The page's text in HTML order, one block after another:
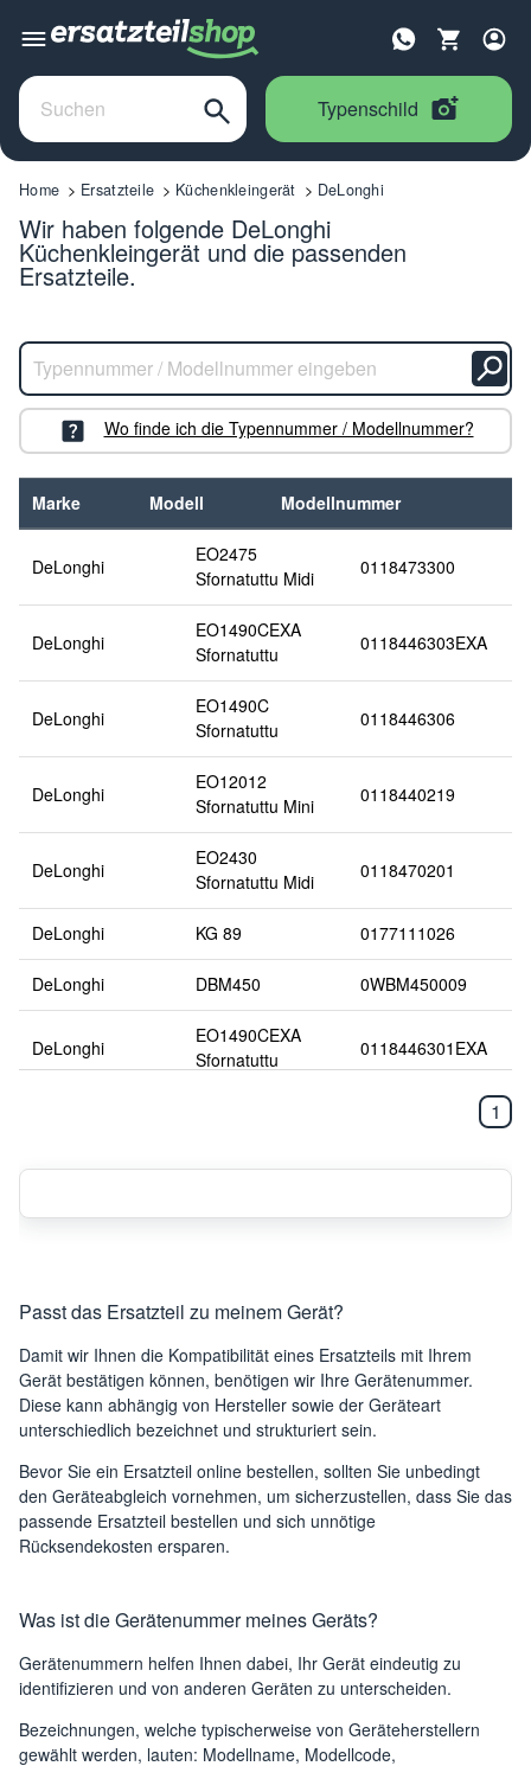
Typenschild
Home Ersatzteile Küchenkleingerät DeLonghi
Wir haben folgende DeLonghi
Küchenkleingerät und die passenden
Ersatzteile.
Wo finde ich die Typennummer / Modellnummer?
Marke Modell Modellnummer
DeLonghi
EO2475
Sfornatuttu Midi
0118473300
DeLonghi
EO1490CEXA
Sfornatuttu
0118446303EXA
DeLonghi
EO1490C
Sfornatuttu
0118446306
DeLonghi
EO12012
Sfornatuttu Mini
0118440219
DeLonghi
EO2430
Sfornatuttu Midi
0118470201
DeLonghi KG 89 0177111026
DeLonghi DBM450 0WBM450009
DeLonghi
EO1490CEXA
Sfornatuttu
0118446301EXA
Sfornatuttu Midi
DeLonghi
MultiGrill
0179510003
DeLonghi EMKM6 ALICIA 0132036006
DeLonghi
EO1490C
Sfornatuttu
0118446303
DeLonghi
EO2435
DeLonghi
CGH1012D
0179510001
EO2435
Sfornatuttu Midi
1
Passt das Ersatzteil zu meinem Gerät?
Damit wir Ihnen die Kompatibilität eines Ersatzteils mit Ihrem
Gerät bestätigen können, benötigen wir Ihre Gerätenummer.
Diese kann abhängig von Hersteller sowie der Geräteart
unterschiedlich bezeichnet und strukturiert sein.
Bevor Sie ein Ersatzteil online bestellen, sollten Sie unbedingt
den Geräteabgleich vornehmen, um sicherzustellen, dass Sie das
passende Ersatzteil bestellen und sich unnötige
Rücksendekosten ersparen.
Was ist die Gerätenummer meines Geräts?
Gerätenummern helfen Ihnen dabei, Ihr Gerät eindeutig zu
identifizieren und von anderen Geräten zu unterscheiden.
Bezeichnungen, welche typischerweise von Geräteherstellern
gewählt werden, lauten: Modellname, Modellcode,